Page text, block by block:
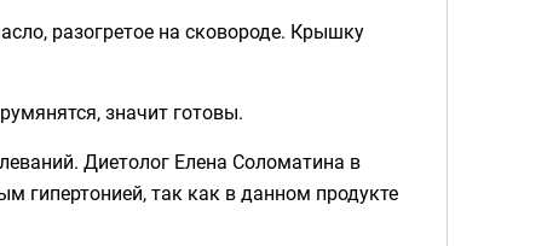
разогретое на сковороде. Крышку
значит готовы.
Диетолог Елена Соломатина в
гипертонией, так как в данном продукте